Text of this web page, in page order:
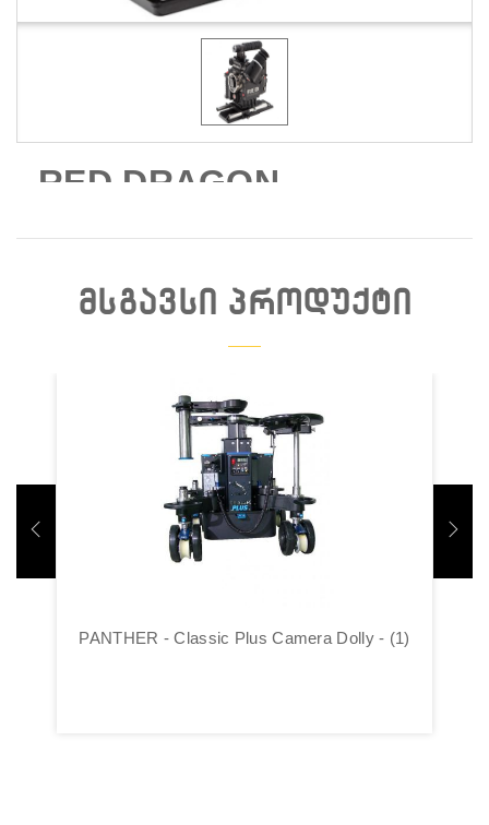
RED DRAGON
ᲛᲡᲒᲐᲕᲡᲘ ᲞᲠᲝᲓᲣᲥᲢᲘ
PANTHER - Tristar Dolly - (2)